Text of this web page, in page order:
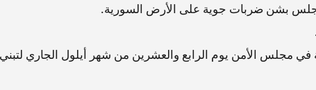
بشن ضربات جوية على الأرض السورية.
في مجلس الأمن يوم الرابع والعشرين من شهر أيلول الجاري لتبني